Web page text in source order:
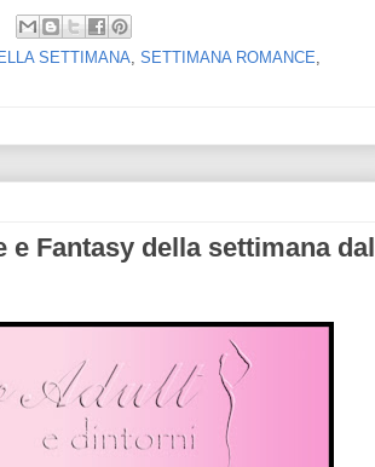
SETTIMANA SETTIMANA ROMANCE
Fantasy della settimana dal